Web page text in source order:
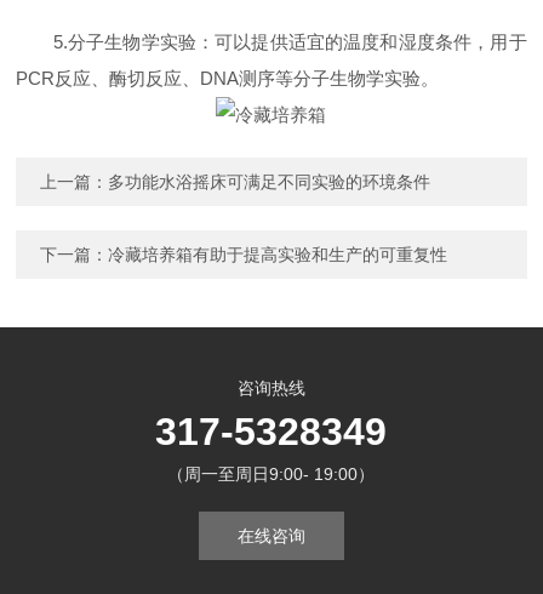
5.分子生物学实验：可以提供适宜的温度和湿度条件，用于
PCR反应、酶切反应、DNA测序等分子生物学实验。
上一篇： 多功能水浴摇床可满足不同实验的环境条件
下一篇：冷藏培养箱有助于提高实验和生产的可重复性
咨询热线
317-5328349
（周一至周日9:00- 19:00）
在线咨询